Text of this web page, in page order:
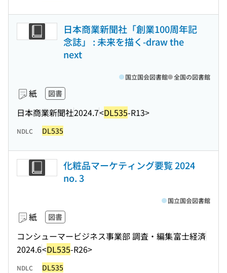
日本商業新聞社「創業100周年記
念誌」 : 未来を描く-draw the
next
紙 図書
日本商業新聞社2024.7<DL535-R13>
国立国会図書館 全国の図書館
NDLC DL535
化粧品マーケティング要覧 2024
no. 3
紙 図書
コンシューマービジネス事業部 調査・編集富士経済
2024.6<DL535-R26>
国立国会図書館
NDLC DL535